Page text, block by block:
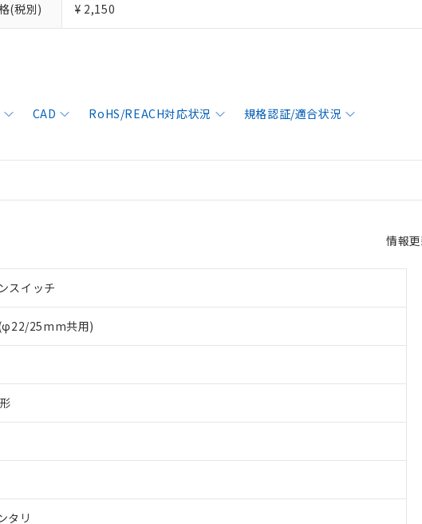
(税別) ¥ 2,150
CAD RoHS/REACH対応状況 規格認証/適合状況
情報
スイッチ
25mm共用)
タリ